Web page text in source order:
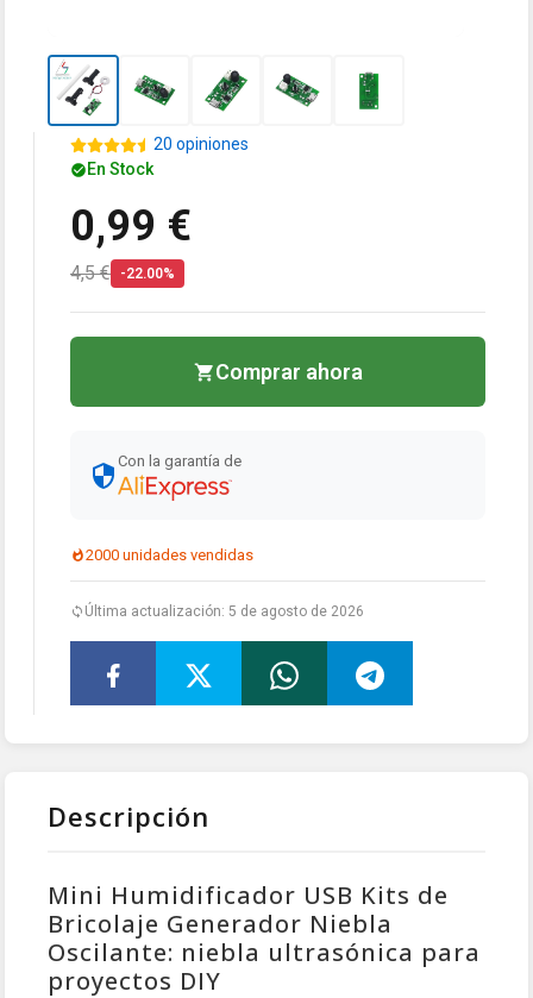
20 opiniones
En Stock
0,99 €
4,5 € -22.00%
Comprar ahora
Con la garantía de
2000 unidades vendidas
Última actualización: 5 de agosto de 2026
Descripción
Mini Humidificador USB Kits de
Bricolaje Generador Niebla
Oscilante: niebla ultrasónica para
proyectos DIY